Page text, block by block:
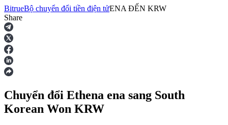
Hợp đồng tương lai
BitrueBộ chuyển đổi tiền điện tửENA ĐẾN KRW
Share
Chuyển đổi Ethena ena sang South
Korean Won KRW